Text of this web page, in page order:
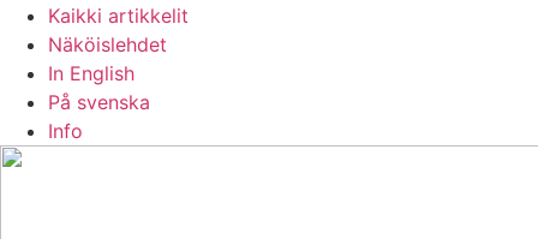
Kaikki artikkelit
Näköislehdet
In English
På svenska
Info